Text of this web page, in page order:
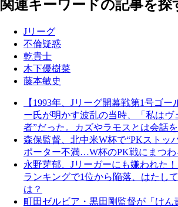
関連キーワードの記事を探
Jリーグ
不倫疑惑
乾貴士
木下優樹菜
藤本敏史
【1993年、Jリーグ開幕戦第1号ゴ
ー氏が明かす波乱の当時、「私はヴ
者”だった。カズやラモスとは会話
森保監督、北中米W杯で“PKストッ
ポーター不満…W杯のPK戦にまつわ
永野芽郁、Jリーガーにも嫌われた
ランキングで1位から陥落、はたし
は？
町田ゼルビア・黒田剛監督が「けん